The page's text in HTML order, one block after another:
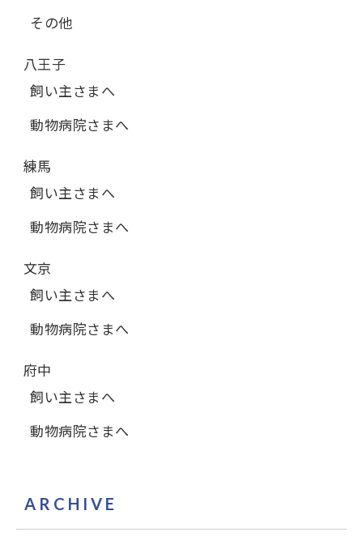
その他
八王子
飼い主さまへ
動物病院さまへ
練馬
飼い主さまへ
動物病院さまへ
文京
飼い主さまへ
動物病院さまへ
府中
飼い主さまへ
動物病院さまへ
ARCHIVE